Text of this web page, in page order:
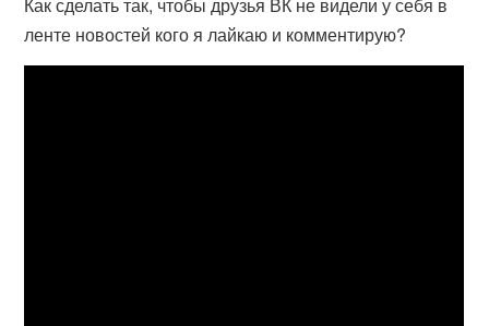
ленте новостей кого я лайкаю и комментирую?